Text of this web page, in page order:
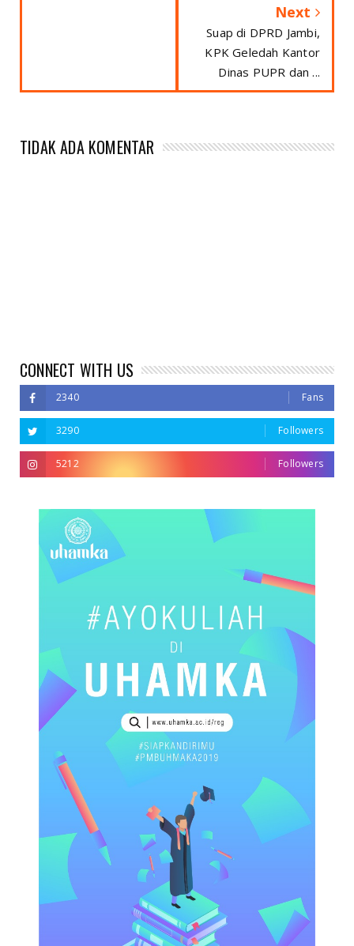
Next
Suap di DPRD Jambi,
KPK Geledah Kantor
Dinas PUPR dan ...
TIDAK ADA KOMENTAR
CONNECT WITH US
2340 Fans
3290 Followers
5212 Followers